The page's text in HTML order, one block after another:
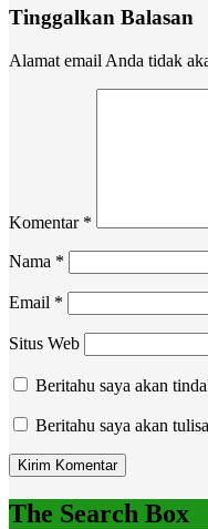
Tinggalkan Balasan
Alamat email Anda tidak
Komentar *
Nama *
Email *
Situs Web
Beritahu saya akan
Beritahu saya akan
The Search Box